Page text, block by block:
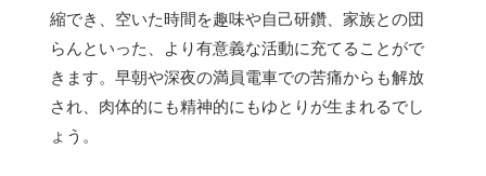
縮でき、空いた時間を趣味や自己研鑽、家族との団
らんといった、より有意義な活動に充てることがで
きます。早朝や深夜の満員電車での苦痛からも解放
され、肉体的にも精神的にもゆとりが生まれるでし
ょう。